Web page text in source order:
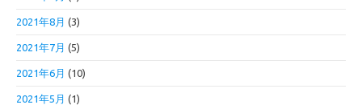
2021年8月 (3)
2021年7月 (5)
2021年6月 (10)
2021年5月 (1)